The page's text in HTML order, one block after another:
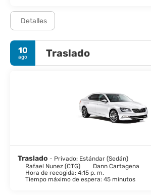
Detalles
10
ago Traslado
Traslado - Privado: Estándar (Sedán)
Rafael Nunez (CTG)
Dann Cartagena
Hora de recogida: 4:15 p. m.
Tiempo máximo de espera: 45 minutos